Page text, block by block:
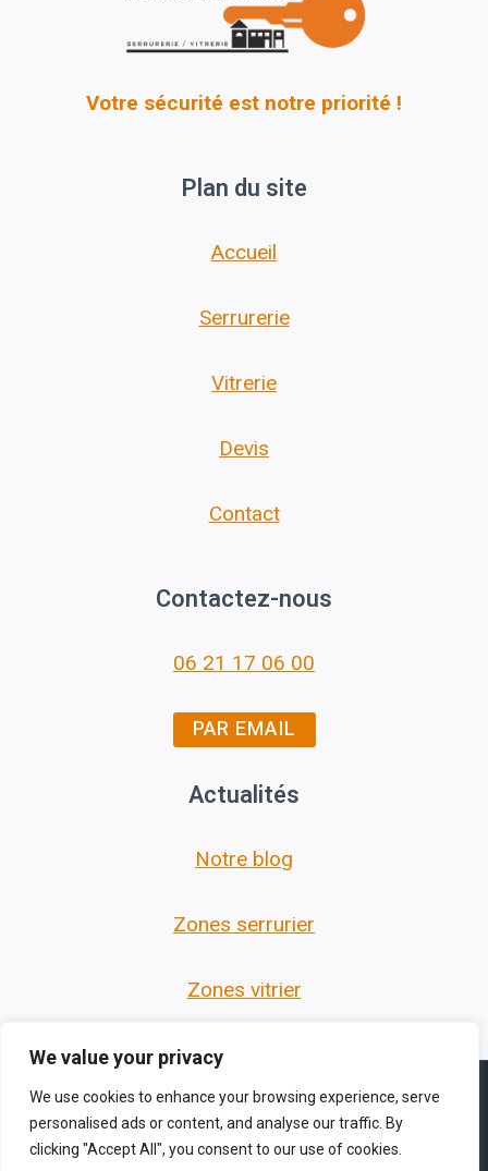
We value your privacy
We use cookies to enhance your browsing experience, serve
personalised ads or content, and analyse our traffic. By
clicking "Accept All", you consent to our use of cookies.
Votre sécurité est notre priorité !
Plan du site
Accueil
Serrurerie
Vitrerie
Devis
Contact
Contactez-nous
06 21 17 06 00
PAR EMAIL
Actualités
Notre blog
Zones serrurier
Zones vitrier
© 2026 Les Serruriers des Hauts de France -